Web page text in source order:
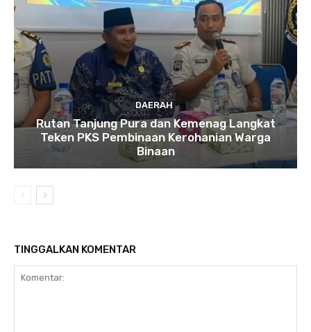
DAERAH
Rutan Tanjung Pura dan Kemenag Langkat
Teken PKS Pembinaan Kerohanian Warga
Binaan
TINGGALKAN KOMENTAR